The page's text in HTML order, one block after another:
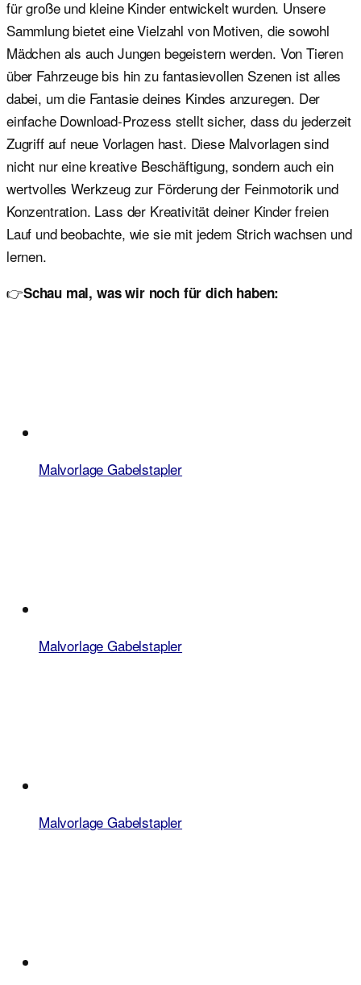
für große und kleine Kinder entwickelt wurden. Unsere
Sammlung bietet eine Vielzahl von Motiven, die sowohl
Mädchen als auch Jungen begeistern werden. Von Tieren
über Fahrzeuge bis hin zu fantasievollen Szenen ist alles
dabei, um die Fantasie deines Kindes anzuregen. Der
einfache Download-Prozess stellt sicher, dass du jederzeit
Zugriff auf neue Vorlagen hast. Diese Malvorlagen sind
nicht nur eine kreative Beschäftigung, sondern auch ein
wertvolles Werkzeug zur Förderung der Feinmotorik und
Konzentration. Lass der Kreativität deiner Kinder freien
Lauf und beobachte, wie sie mit jedem Strich wachsen und
lernen.
👉Schau mal, was wir noch für dich haben:
Malvorlage Gabelstapler
Malvorlage Gabelstapler
Malvorlage Gabelstapler